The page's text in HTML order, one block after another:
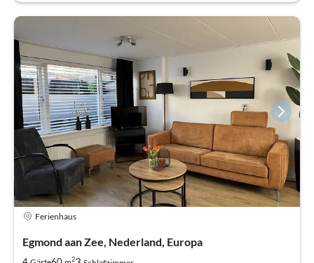
Ferienhaus
Egmond aan Zee, Nederland, Europa
2